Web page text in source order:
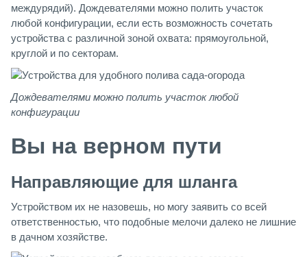
междурядий). Дождевателями можно полить участок
любой конфигурации, если есть возможность сочетать
устройства с различной зоной охвата: прямоугольной,
круглой и по секторам.
Дождевателями можно полить участок любой
конфигурации
Вы на верном пути
Направляющие для шланга
Устройством их не назовешь, но могу заявить со всей
ответственностью, что подобные мелочи далеко не лишние
в дачном хозяйстве.